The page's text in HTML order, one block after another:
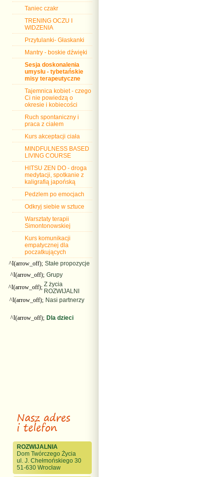
Taniec czakr
TRENING OCZU I
WIDZENIA
Przytulanki- Głaskanki
Mantry - boskie dźwięki
Sesja doskonalenia
umysłu - tybetańskie
misy terapeutyczne
Tajemnica kobiet - czego
Ci nie powiedzą o
okresie i kobiecości
Ruch spontaniczny i
praca z ciałem
Kurs akceptacji ciała
MINDFULNESS BASED
LIVING COURSE
HITSU ZEN DO - droga
medytacji, spotkanie z
kaligrafią japońską
Pedzlem po emocjach
Odkryj siebie w sztuce
Warsztaty terapii
Simontonowskiej
Kurs komunikacji
empatycznej dla
poczatkujących
^I(arrow_off); Stałe propozycje
^I(arrow_off); Grupy
^I(arrow_off); Z życia
ROZWIJALNI
^I(arrow_off); Nasi partnerzy
^I(arrow_off); Dla dzieci
ROZWIJALNIA
Dom Twórczego Życia
ul. J. Chełmońskiego 30
51-630 Wrocław